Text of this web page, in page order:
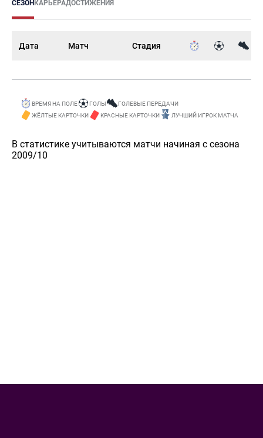
СЕЗОНКАРЬЕРАДОСТИЖЕНИЯ
Дата Матч Стадия
ВРЕМЯ НА ПОЛЕ ГОЛЫ
ГОЛЕВЫЕ ПЕРЕДАЧИ
ЖЁЛТЫЕ КАРТОЧКИ
КРАСНЫЕ КАРТОЧКИ ЛУЧШИЙ ИГРОК МАТЧА
В статистике учитываются матчи начиная с сезона
2009/10